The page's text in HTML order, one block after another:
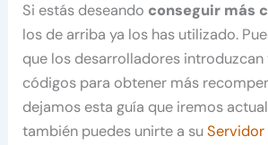
Si estás deseando conseguir más
los de arriba ya los has utilizado.
que los desarrolladores introduzcan
códigos para obtener más
dejamos esta guía que iremos
también puedes unirte a su